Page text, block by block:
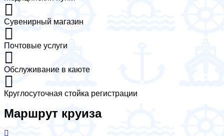
Сувенирный магазин
Почтовые услуги
Обслуживание в каюте
Круглосуточная стойка регистрации
Маршрут круиза